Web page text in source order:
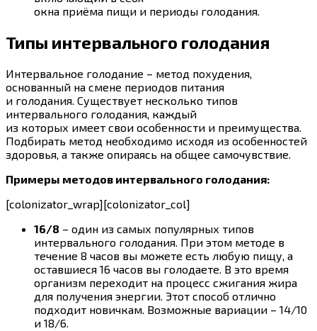
окна приёма пищи и периоды голодания.
Типы интервального голодания
Интервальное голодание – метод похудения,
основанный на смене периодов питания
и голодания. Существует несколько типов
интервального голодания, каждый
из которых имеет свои особенности и преимущества.
Подбирать метод необходимо исходя из особенностей
здоровья, а также опираясь на общее самочувствие.
Примеры методов интервального голодания:
[colonizator_wrap][colonizator_col]
16/8 – один из самых популярных типов
интервального голодания. При этом методе в
течение 8 часов вы можете есть любую пищу, а
оставшиеся 16 часов вы голодаете. В это время
организм переходит на процесс сжигания жира
для получения энергии. Этот способ отлично
подходит новичкам. Возможные вариации – 14/10
и 18/6.